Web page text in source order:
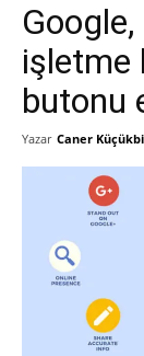
işletme
butonu
Yazar Caner